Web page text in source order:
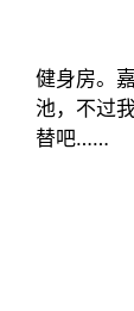
健身房。
池，不过
替吧……